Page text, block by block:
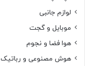
لوازم جانبی
موبایل و گجت
هوا فضا و نجوم
هوش مصنوعی و رباتیک